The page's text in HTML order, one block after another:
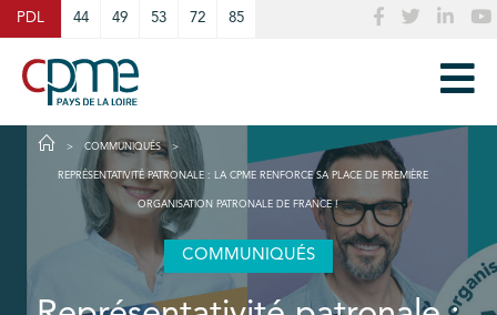
PDL 44 49 53 72 85
COMMUNIQUÉS
REPRÉSENTATIVITÉ PATRONALE : LA CPME RENFORCE SA PLACE DE PREMIÈRE
ORGANISATION PATRONALE DE FRANCE !
COMMUNIQUÉS
Cookies management panel